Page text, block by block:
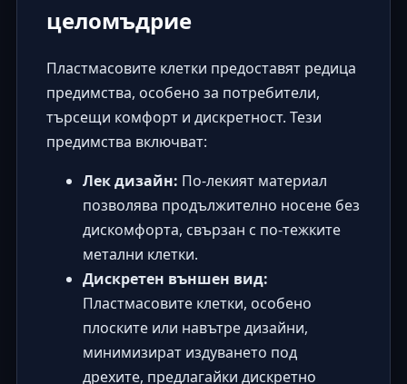
целомъдрие
Пластмасовите клетки предоставят редица
предимства, особено за потребители,
търсещи комфорт и дискретност. Тези
предимства включват:
Лек дизайн: По-лекият материал
позволява продължително носене без
дискомфорта, свързан с по-тежките
метални клетки.
Дискретен външен вид:
Пластмасовите клетки, особено
плоските или навътре дизайни,
минимизират издуването под
дрехите, предлагайки дискретно